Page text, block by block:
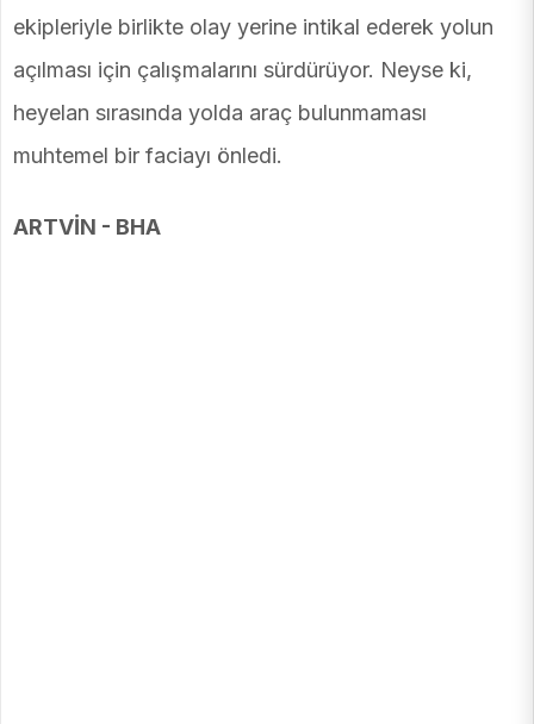
ekipleriyle birlikte olay yerine intikal ederek yolun
açılması için çalışmalarını sürdürüyor. Neyse ki,
heyelan sırasında yolda araç bulunmaması
muhtemel bir faciayı önledi.
ARTVİN - BHA